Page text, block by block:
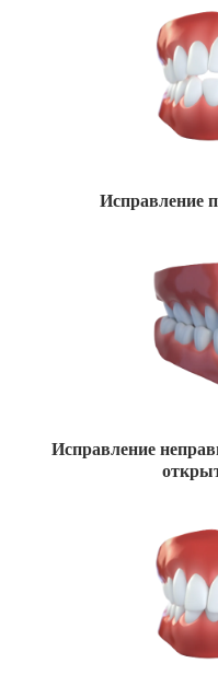
Исправление
Исправление